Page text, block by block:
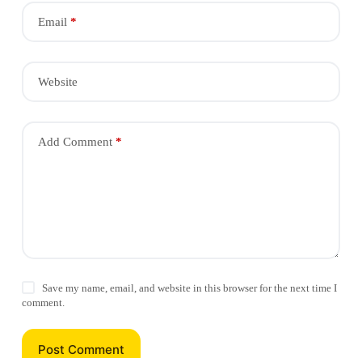
Email *
Website
Add Comment*
Save my name, email, and website in this browser for the next time I
comment.
Post Comment